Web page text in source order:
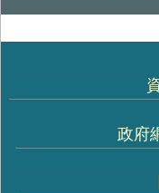
政府